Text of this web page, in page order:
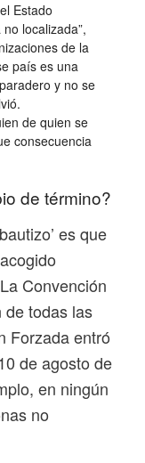
Estado
localizada”,
de la
país es una
y no se
de quien se
consecuencia
de término?
es que
Convención
de todas las
Forzada entró
de agosto de
en ningún
no